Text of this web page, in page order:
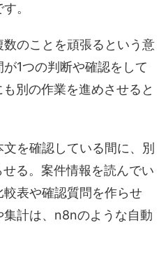
。
のことを頑張るという意
1つの判断や確認をして
別の作業を進めさせると
を確認している間に、別
る。案件情報を読んでい
表や確認質問を作らせ
計は、n8nのような自動